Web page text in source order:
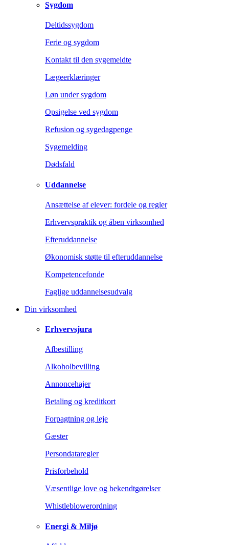
Sygdom
Deltidssygdom
Ferie og sygdom
Kontakt til den sygemeldte
Lægeerklæringer
Løn under sygdom
Opsigelse ved sygdom
Refusion og sygedagpenge
Sygemelding
Dødsfald
Uddannelse
Ansættelse af elever: fordele og regler
Erhvervspraktik og åben virksomhed
Efteruddannelse
Økonomisk støtte til efteruddannelse
Kompetencefonde
Faglige uddannelsesudvalg
Din virksomhed
Erhvervsjura
Afbestilling
Alkoholbevilling
Annoncehajer
Betaling og kreditkort
Forpagtning og leje
Gæster
Persondataregler
Prisforbehold
Væsentlige love og bekendtgørelser
Whistleblowerordning
Energi & Miljø